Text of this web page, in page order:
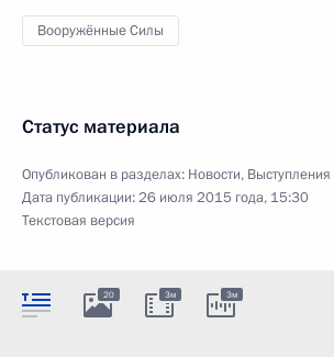
Вооружённые Силы
Статус материала
Опубликован в разделах: Новости,
Дата публикации:26 июля 2015 года, 15:30
Текстовая версия
20 3м 3м